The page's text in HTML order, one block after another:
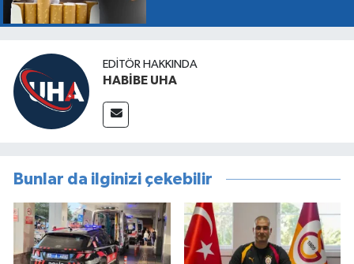
EDITÖR HAKKINDA
HABİBE UHA
Bunlar da ilginizi çekebilir